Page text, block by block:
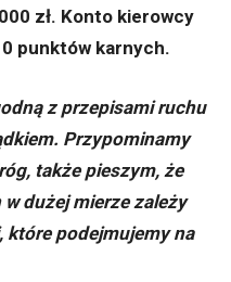
zł. Konto kierowcy
punktów karnych.
z przepisami ruchu
Przypominamy
także pieszym, że
dużej mierze zależy
które podejmujemy na